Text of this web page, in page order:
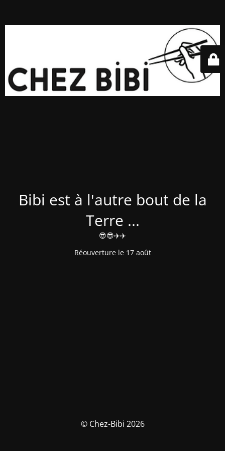
Bibi est à l'autre bout de la
Terre ...
😎😎✈️✈️
Réouverture le 17 août
© Chez-Bibi 2026